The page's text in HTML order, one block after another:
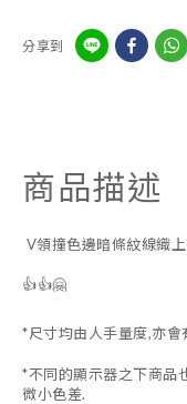
分享到
商品描述
V領撞色邊暗條紋線織
👍👍🤗
*尺寸均由人手量度,亦
*不同的顯示器之下商品
微小色差.